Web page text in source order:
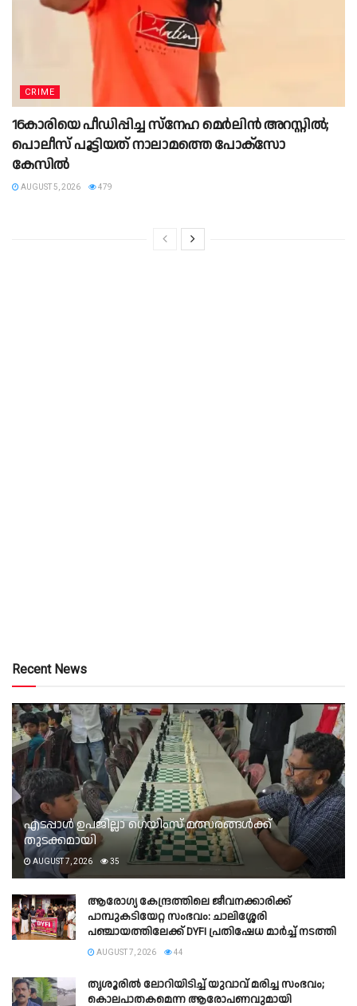
CRIME
16കാരിയെ പീഡിപ്പിച്ച സ്‌നേഹ മെർലിൻ അറസ്റ്റിൽ;
പൊലീസ് പൂട്ടിയത് നാലാമത്തെ പോക്‌സോ
കേസിൽ
AUGUST 5, 2026 479
Recent News
എടപ്പാൾ ഉപജില്ലാ ഗെയിംസ് മത്സരങ്ങൾക്ക്
തുടക്കമായി
AUGUST 7, 2026 35
ആരോഗ്യ കേന്ദ്രത്തിലെ ജീവനക്കാരിക്ക്
പാമ്പുകടിയേറ്റ സംഭവം: ചാലിശ്ശേരി
പഞ്ചായത്തിലേക്ക് DYFI പ്രതിഷേധ മാർച്ച് നടത്തി​
AUGUST 7, 2026 44
തൃശൂരിൽ ലോറിയിടിച്ച് യുവാവ് മരിച്ച സംഭവം;
കൊലപാതകമെന്ന ആരോപണവുമായി